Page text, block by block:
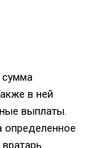
сумма
в ней
выплаты.
определенное